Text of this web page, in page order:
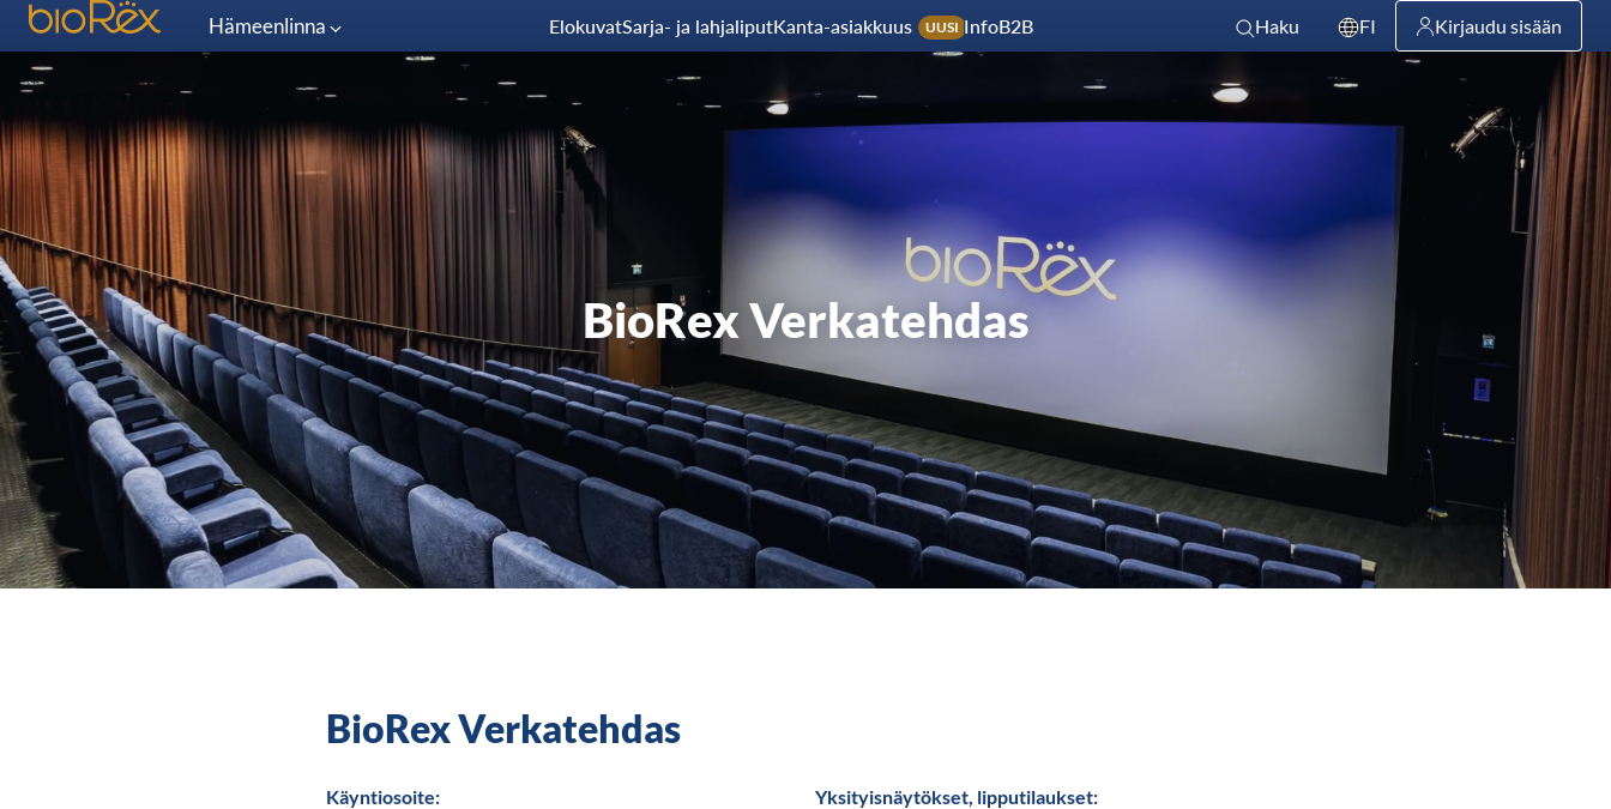
Hämeenlinna ElokuvatSarja- ja lahjaliputKanta-asiakkuus UUSI InfoB2B Haku FI Kirjaudu sisään
BioRex Verkatehdas
BioRex Verkatehdas
Käyntiosoite: Yksityisnäytökset, lipputilaukset: